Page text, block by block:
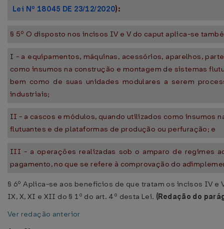
Lei Nº 18045 DE 23/12/2020):
§ 5º O disposto nos incisos IV e V do caput aplica-se
I - a equipamentos, máquinas, acessórios, aparelhos,
como insumos na construção e montagem de sistemas
bem como de suas unidades modulares a serem
industriais;
II - a cascos e módulos, quando utilizados como insumos
flutuantes e de plataformas de produção ou perfuração; e
III - a operações realizadas sob o amparo de regimes
pagamento, no que se refere à comprovação do
§ 6º Aplica-se aos benefícios de que tratam os incisos IV
IX, X, XI e XII do § 1º do art. 4º desta Lei. (Redação do
Ver redação anterior